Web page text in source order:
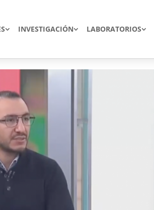
INVESTIGACIÓN LABORATORIOS